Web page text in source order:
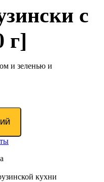
с
г]
и зеленью и
кухни